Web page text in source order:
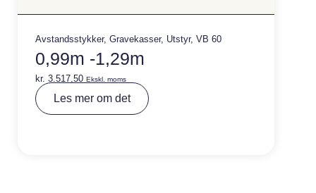
Avstandsstykker, Gravekasser, Utstyr, VB 60
0,99m -1,29m
kr. 3.517,50 Ekskl. moms
Les mer om det